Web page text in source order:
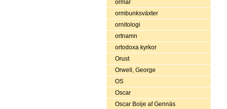
ormar
ormbunksväxter
ornitologi
ortnamn
ortodoxa kyrkor
Orust
Orwell, George
OS
Oscar
Oscar Boije af Gennäs